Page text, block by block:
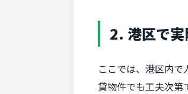
2. 港区で
ここでは、港区内
貸物件でも工夫次第